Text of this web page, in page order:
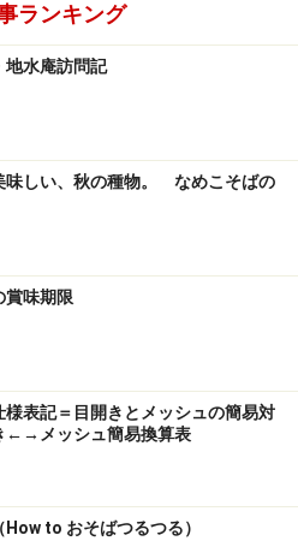
打つ場合は、8枚だたみでは
、麺の長さが確保できる。そ
ばす打ち粉の位置が逆にな
は、この図をすべて左右逆に
しい。
道具の選びかたＱ＆Ａ
かた
始末と道具の手入れ
ランキング
地水庵訪問記
味しい、秋の種物。 なめこそばの
賞味期限
様表記＝目開きとメッシュの簡易対
メッシュ簡易換算表
to おそばつるつる）